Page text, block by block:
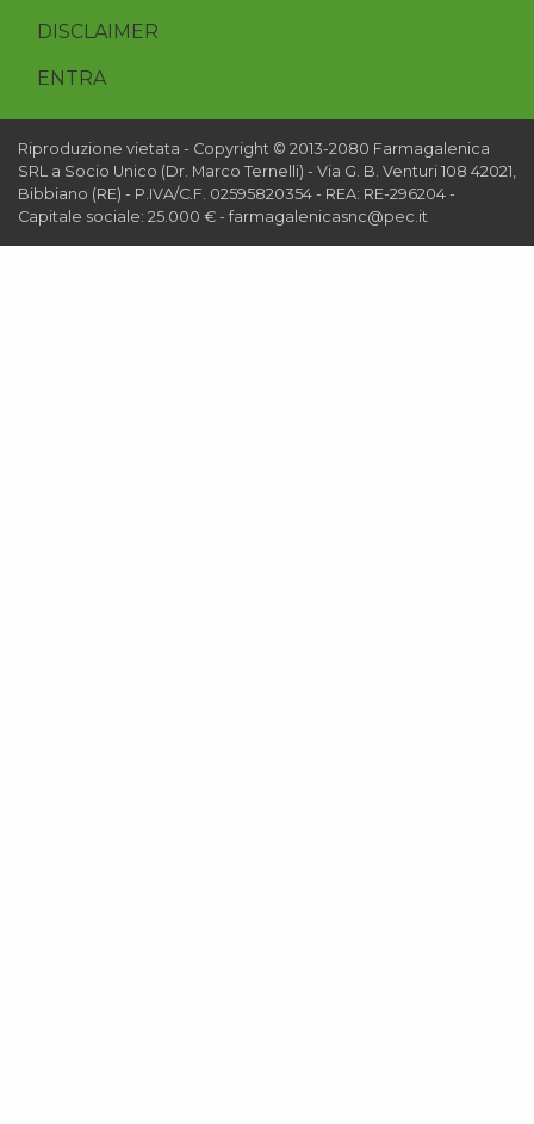
DISCLAIMER
ENTRA
Riproduzione vietata - Copyright © 2013-2080 Farmagalenica
SRL a Socio Unico (Dr. Marco Ternelli) - Via G. B. Venturi 108 42021,
Bibbiano (RE) - P.IVA/C.F. 02595820354 - REA: RE-296204 -
Capitale sociale: 25.000 € - farmagalenicasnc@pec.it